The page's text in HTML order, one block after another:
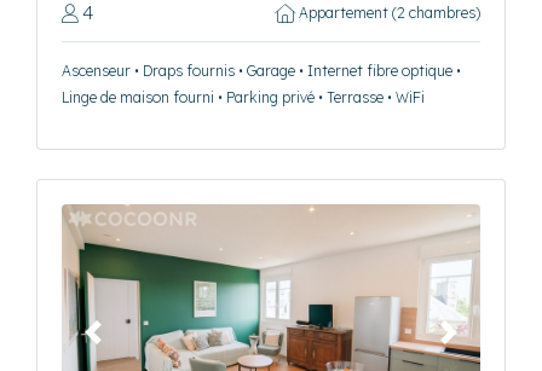
4 Appartement (2 chambres)
Ascenseur • Draps fournis • Garage • Internet fibre optique •
Linge de maison fourni • Parking privé • Terrasse • WiFi
Précédent Suivant